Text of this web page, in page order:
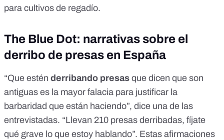
para cultivos de regadío.
The Blue Dot: narrativas sobre el
derribo de presas en España
“Que estén derribando presas que dicen que son
antiguas es la mayor falacia para justificar la
barbaridad que están haciendo”, dice una de las
entrevistadas. “Llevan 210 presas derribadas, fíjate
qué grave lo que estoy hablando”. Estas afirmaciones